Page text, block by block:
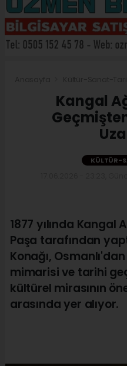
Kangal
KÜLTÜR-
1877 yılında Kangal
Paşa tarafından
Konağı,
mimarisi ve tarihi
kültürel mirasının
arasında yer alıyor.